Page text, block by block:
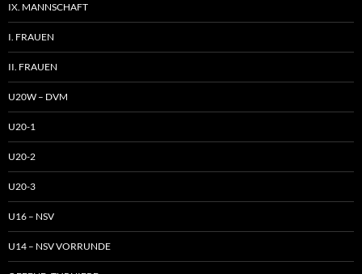
IX. MANNSCHAFT
I. FRAUEN
II. FRAUEN
U20W – DVM
U20-1
U20-2
U20-3
U16 – NSV
U14 – NSV VORRUNDE